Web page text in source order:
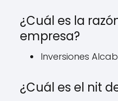
¿Cuál es la
empresa?
Inversiones
¿Cuál es el nit